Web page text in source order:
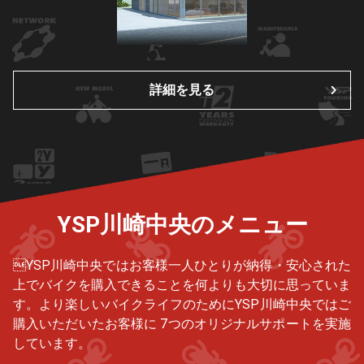
詳細を見る
YSP川崎中央のメニュー
YSP川崎中央ではお客様一人ひとりが納得・安心された
上でバイクを購入できることを何よりも大切に思っていま
す。より楽しいバイクライフのためにYSP川崎中央ではご
購入いただいたお客様に 7つのオリジナルサポートを実施
しています。